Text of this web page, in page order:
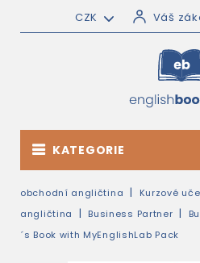
CZK Váš
KATEGORIE
obchodní angličtina
Kurzové
angličtina
Business Partner
´s Book with MyEnglishLab Pack